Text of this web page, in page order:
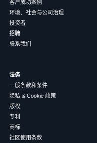
客户成功案例
环境、社会与公司治理
投资者
招聘
联系我们
法务
一般条款和条件
隐私 & Cookie 政策
版权
专利
商标
社区使用条款